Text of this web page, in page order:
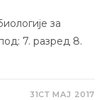
за
7. разред 8.
31СТ МАЈ 2017